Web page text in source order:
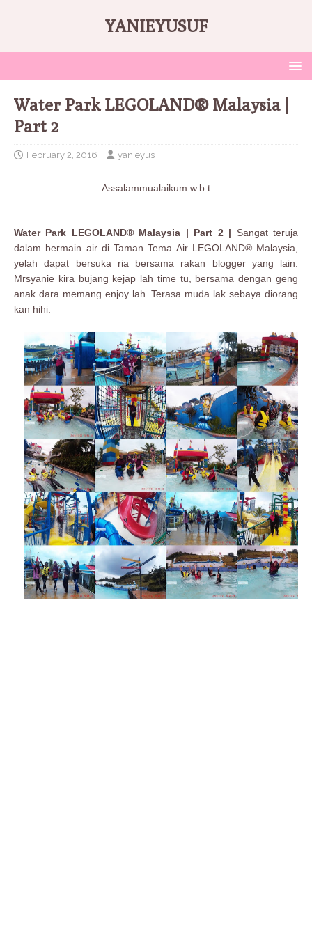
YANIEYUSUF
Water Park LEGOLAND® Malaysia |
Part 2
February 2, 2016 yanieyus
Assalammualaikum w.b.t
Water Park LEGOLAND® Malaysia | Part 2 | Sangat teruja
dalam bermain air di Taman Tema Air LEGOLAND® Malaysia,
yelah dapat bersuka ria bersama rakan blogger yang lain.
Mrsyanie kira bujang kejap lah time tu, bersama dengan geng
anak dara memang enjoy lah. Terasa muda lak sebaya diorang
kan hihi.